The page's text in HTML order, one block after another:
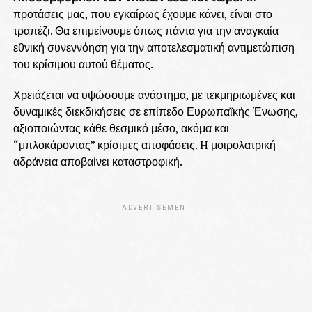
προτάσεις μας, που εγκαίρως έχουμε κάνει, είναι στο
τραπέζι. Θα επιμείνουμε όπως πάντα για την αναγκαία
εθνική συνεννόηση για την αποτελεσματική αντιμετώπιση
του κρίσιμου αυτού θέματος.
Χρειάζεται να υψώσουμε ανάστημα, με τεκμηριωμένες και
δυναμικές διεκδικήσεις σε επίπεδο Ευρωπαϊκής Ένωσης,
αξιοποιώντας κάθε θεσμικό μέσο, ακόμα και
“μπλοκάροντας” κρίσιμες αποφάσεις. H μοιρολατρική
αδράνεια αποβαίνει καταστροφική.
ADVERTISEMENT